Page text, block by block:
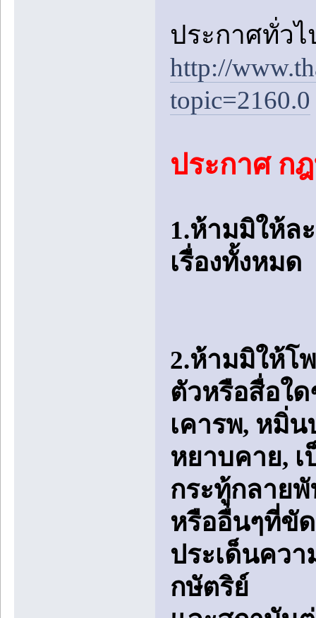
ประกาศทั่ว
http://
topic=2160.0
ประกาศ ก
1.ห้ามมิให้ล
เรื่องทั้งหมด
2.ห้ามมิให้โ
ตัวหรือสื่อใ
เคารพ, หมิ่
หยาบคาย, เ
กระทู้กลาย
หรืออื่นๆที่ขั
ประเด็นควา
กษัตริย์